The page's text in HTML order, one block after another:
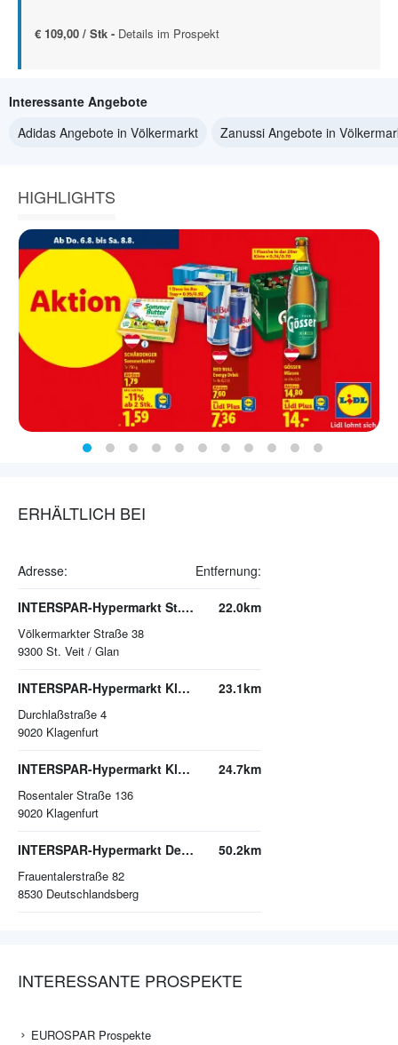
€ 109,00 / Stk - Details im Prospekt
Interessante Angebote
Adidas Angebote in Völkermarkt
Zanussi Angebote in
HIGHLIGHTS
ERHÄLTLICH BEI
Adresse: Entfernung:
INTERSPAR-Hypermarkt St. Veit/Glan
Völkermarkter Straße 38
9300 St. Veit / Glan
22.0km
INTERSPAR-Hypermarkt Klagenfurt
Durchlaßstraße 4
9020 Klagenfurt
23.1km
INTERSPAR-Hypermarkt Klagenfurt-Süd
Rosentaler Straße 136
9020 Klagenfurt
24.7km
INTERSPAR-Hypermarkt Deutschlandsberg
Frauentalerstraße 82
8530 Deutschlandsberg
50.2km
INTERESSANTE PROSPEKTE
EUROSPAR Prospekte